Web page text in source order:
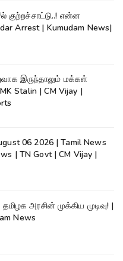
குற்றச்சாட்டு..! என்ன
Arrest | Kumudam News|
இருந்தாலும் மக்கள்
Stalin | CM Vijay |
06 2026 | Tamil News
| TN Govt | CM Vijay |
தமிழக அரசின் முக்கிய முடிவு! |
News